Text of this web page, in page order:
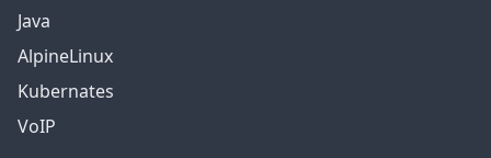
Java
AlpineLinux
Kubernates
VoIP